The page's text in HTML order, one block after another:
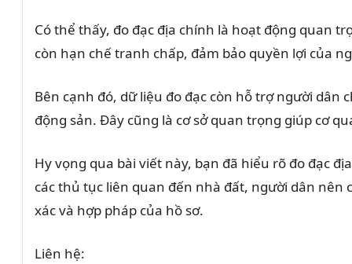
Có thể thấy, đo đạc địa chính là hoạt động quan
còn hạn chế tranh chấp, đảm bảo quyền lợi của
Bên cạnh đó, dữ liệu đo đạc còn hỗ trợ người
động sản. Đây cũng là cơ sở quan trọng giúp cơ
Hy vọng qua bài viết này, bạn đã hiểu rõ đo đạc
các thủ tục liên quan đến nhà đất, người dân
xác và hợp pháp của hồ sơ.
Liên hệ: